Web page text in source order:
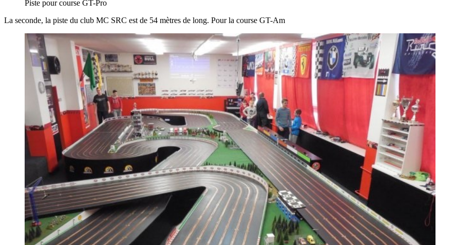
Piste pour course GT-Pro
La seconde, la piste du club MC SRC est de 54 mètres de long. Pour la course GT-Am